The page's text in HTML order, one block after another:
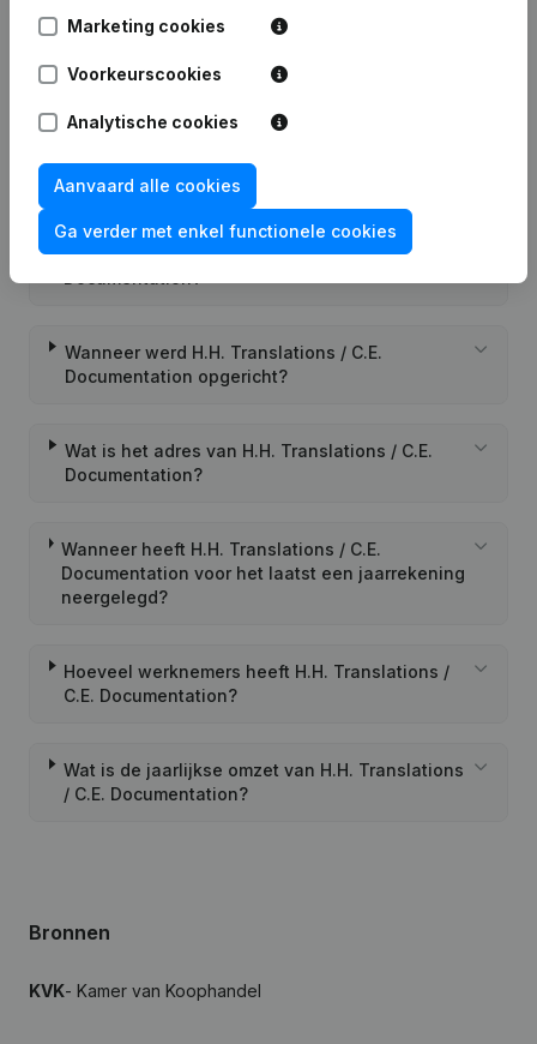
C.E. Documentation?
C.E. Documentation?
Wat is het PEPPOL ID van H.H. Translations / C.E.
Wanneer werd H.H. Translations / C.E.
Documentation opgericht?
Wat is het adres van H.H. Translations / C.E.
Documentation?
Wanneer heeft H.H. Translations / C.E.
Documentation voor het laatst een jaarrekening
neergelegd?
Hoeveel werknemers heeft H.H. Translations /
C.E. Documentation?
Wat is de jaarlijkse omzet van H.H. Translations
/ C.E. Documentation?
Bronnen
KVK- Kamer van Koophandel
Marketing cookies
Voorkeurscookies
Analytische cookies
Aanvaard alle cookies
Ga verder met enkel functionele cookies